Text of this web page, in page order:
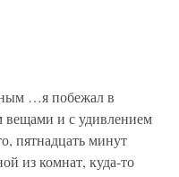
…я побежал в
вещами и с удивлением
пятнадцать минут
из комнат, куда-то